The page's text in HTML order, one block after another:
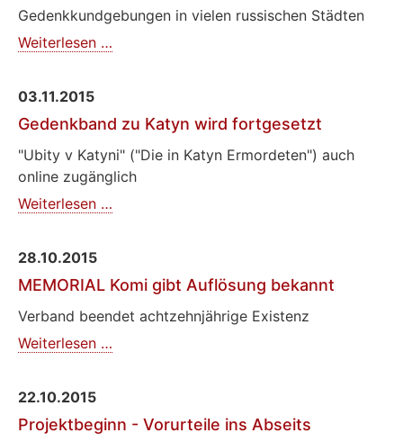
"ausländischer
Gedenkkundgebungen in vielen russischen Städten
Weiterlesen …
03.11.2015
Gedenkband zu Katyn wird fortgesetzt
"Ubity v Katyni" ("Die in Katyn Ermordeten") auch
online zugänglich
Weiterlesen …
fortgesetzt
28.10.2015
MEMORIAL Komi gibt Auflösung bekannt
Verband beendet achtzehnjährige Existenz
Weiterlesen …
bekannt
22.10.2015
Projektbeginn - Vorurteile ins Abseits